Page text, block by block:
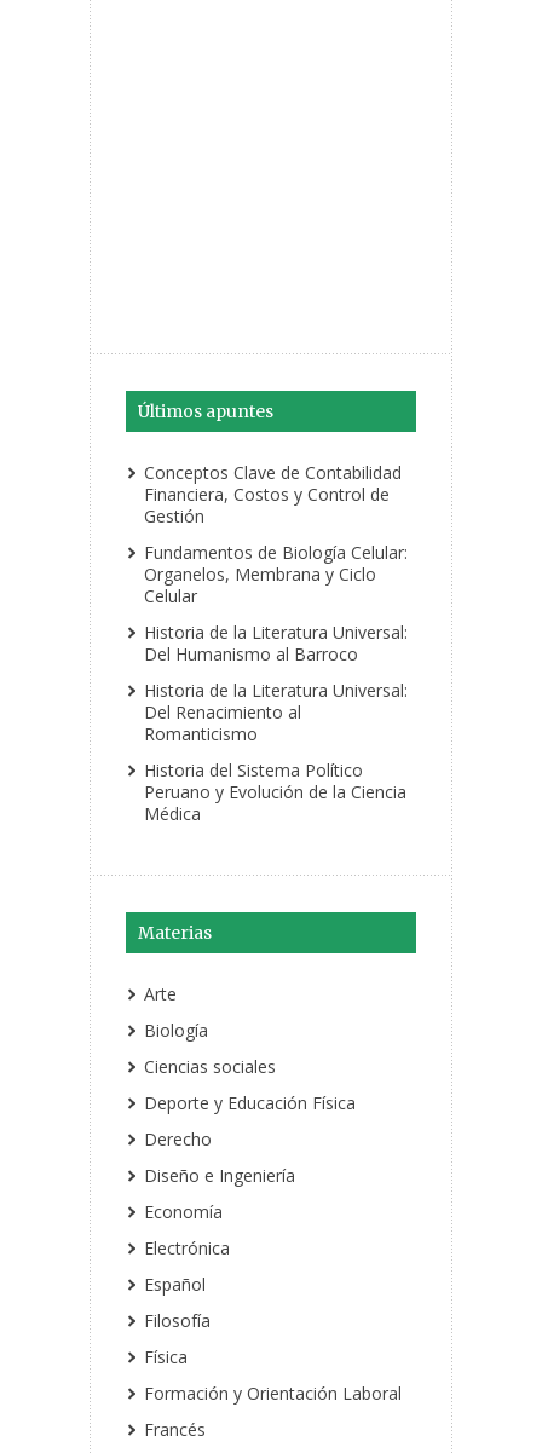
Últimos apuntes
Conceptos Clave de Contabilidad
Financiera, Costos y Control de
Gestión
Fundamentos de Biología Celular:
Organelos, Membrana y Ciclo
Celular
Historia de la Literatura Universal:
Del Humanismo al Barroco
Historia de la Literatura Universal:
Del Renacimiento al
Romanticismo
Historia del Sistema Político
Peruano y Evolución de la Ciencia
Médica
Materias
Arte
Biología
Ciencias sociales
Deporte y Educación Física
Derecho
Diseño e Ingeniería
Economía
Electrónica
Español
Filosofía
Física
Formación y Orientación Laboral
Francés